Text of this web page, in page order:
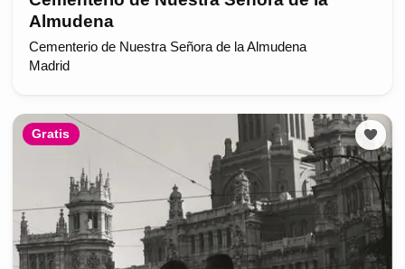
Almudena
Cementerio de Nuestra Señora de la Almudena
Madrid
Gratis